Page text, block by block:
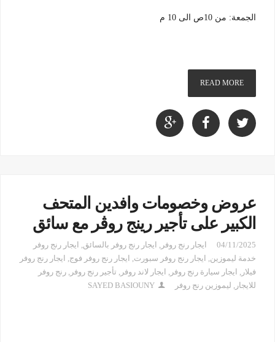
الجمعة: من 10ص الى 10 م
READ MORE
عروض وخصومات وافدين المتحف
الكبير على تأجير رينج روڤر مع سائق
04/11/2025 ايجار رنج روفر , ايجار رنج روفر بالسائق, ايجار رنج روفر
خدمة ليموزين, ايجار رنج روفر سبورت, ايجار رنج روفر فوج, ايجار رنج روفر
فيلار , ايجار سيارة رنج روفر , ايجار لاند روفر , تأجير رنج روفر , رنج روفر
للايجار , ليموزين رنج روفر SAYED BASIOUNY